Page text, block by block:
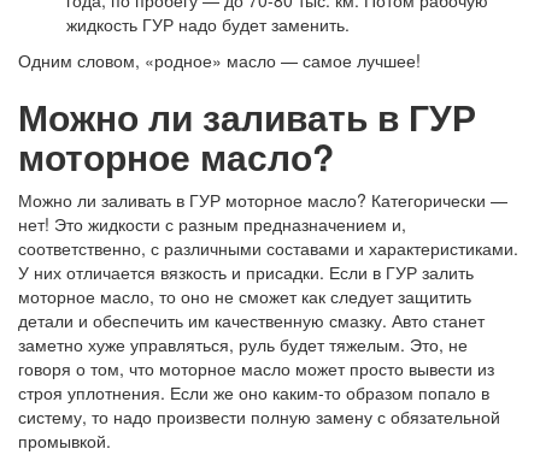
жидкость ГУР надо будет заменить.
Одним словом, «родное» масло — самое лучшее!
Можно ли заливать в ГУР
моторное масло?
Можно ли заливать в ГУР моторное масло? Категорически —
нет! Это жидкости с разным предназначением и,
соответственно, с различными составами и характеристиками.
У них отличается вязкость и присадки. Если в ГУР залить
моторное масло, то оно не сможет как следует защитить
детали и обеспечить им качественную смазку. Авто станет
заметно хуже управляться, руль будет тяжелым. Это, не
говоря о том, что моторное масло может просто вывести из
строя уплотнения. Если же оно каким-то образом попало в
систему, то надо произвести полную замену с обязательной
промывкой.